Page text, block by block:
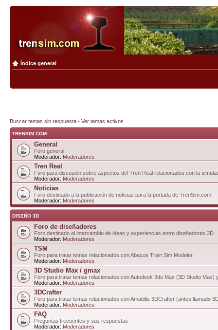
Índice general
Buscar temas sin respuesta • Ver temas activos
TRENSIM.COM
General
Foro general
Moderador: Moderadores
Tren Real
Foro para discusión sobre aspectos del Tren Real relacionados con la
Moderador: Moderadores
Noticias
Foro destinado a la publicación de noticias para la portada de TrenSim.com
Moderador: Moderadores
DISEÑO 3D
Foro de diseñadores
Foro destinado al intercambio de ideas y experiencias entre diseñadores 3D
Moderador: Moderadores
TSM
Foro para tratar temas relacionados con Abacus Train Sim Modeler
Moderador: Moderadores
3D Studio Max / gmax
Foro para tratar temas relacionados con Autodesk 3ds Max (3D Studio Max)
Moderador: Moderadores
3DCrafter
Foro para tratar temas relacionados con Amabilis 3DCrafter (antes llamado
Moderador: Moderadores
FAQ
Preguntas frecuentes y sus respuestas
Moderador: Moderadores